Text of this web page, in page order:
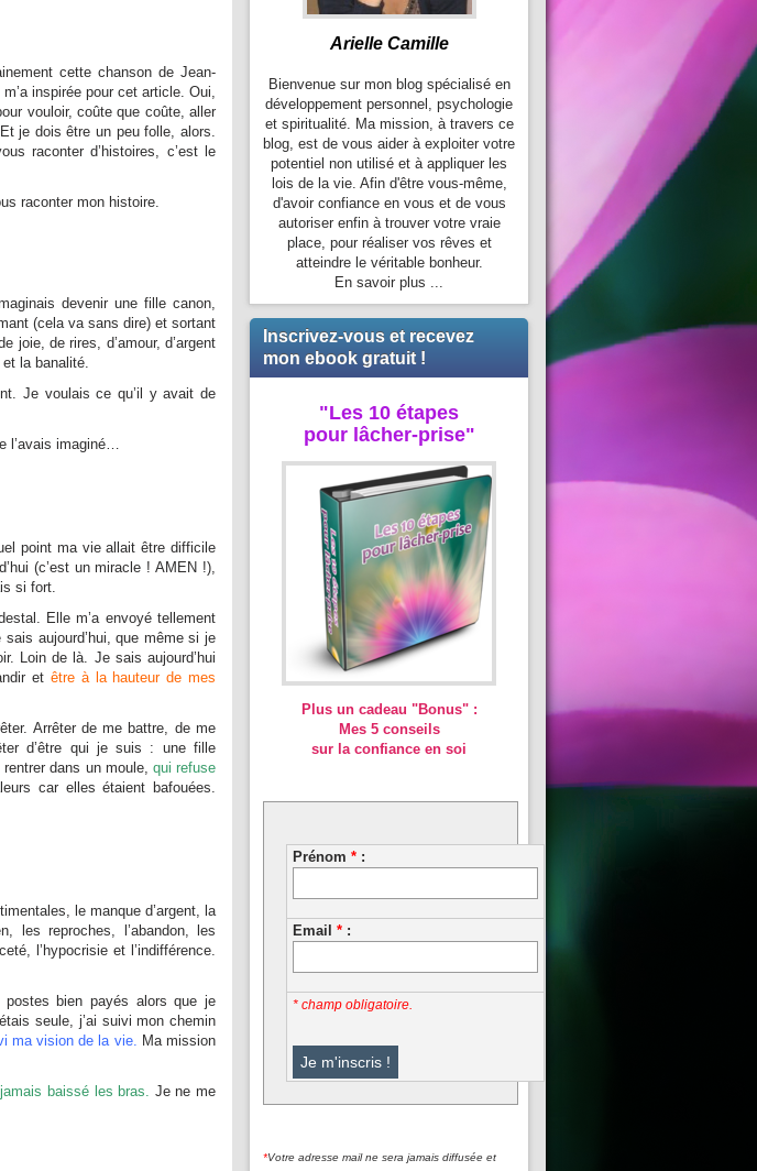
cette chanson de Jean-
inspirée pour cet article. Oui,
vouloir, coûte que coûte, aller
je dois être un peu folle, alors.
raconter d’histoires, c’est le
raconter mon histoire.
devenir une fille canon,
(cela va sans dire) et sortant
joie, de rires, d’amour, d’argent
la banalité.
Je voulais ce qu’il y avait de
l’avais imaginé…
point ma vie allait être difficile
(c’est un miracle ! AMEN !),
si fort.
Elle m’a envoyé tellement
sais aujourd’hui, que même si je
Loin de là. Je sais aujourd’hui
etêtre à la hauteur de mes
Arrêter de me battre, de me
d’être qui je suis : une fille
dans un moule, qui refuse
car elles étaient bafouées.
le manque d’argent, la
les reproches, l’abandon, les
l’hypocrisie et l’indifférence.
postes bien payés alors que je
seule, j’ai suivi mon chemin
ma vision de la vie. Ma mission
baissé les bras. Je ne me
Arielle Camille
Bienvenue sur mon blog spécialisé en
développement personnel, psychologie
et spiritualité. Ma mission, à travers ce
blog, est de vous aider à exploiter votre
potentiel non utilisé et à appliquer les
lois de la vie. Afin d'être vous-même,
d'avoir confiance en vous et de vous
autoriser enfin à trouver votre vraie
place, pour réaliser vos rêves et
atteindre le véritable bonheur.
En savoir plus ...
Inscrivez-vous et recevez
mon ebook gratuit !
"Les 10 étapes
pour lâcher-prise"
Plus un cadeau "Bonus" :
Mes 5 conseils
sur la confiance en soi
Prénom * :
Email * :
* champ obligatoire.
*Votre adresse mail ne sera jamais diffusée et